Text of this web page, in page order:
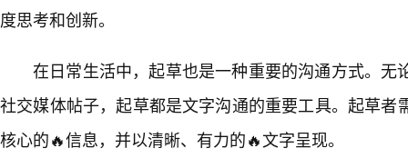
度思考和创新。
在日常生活中，起草也是一种重要的沟通方式。无
社交媒体帖子，起草都是文字沟通的重要工具。起草者
核心的🔥信息，并以清晰、有力的🔥文字呈现。